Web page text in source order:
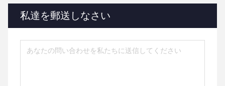
私達を郵送しなさい